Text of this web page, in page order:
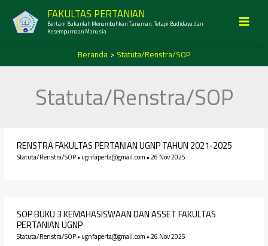
konten
FAKULTAS PERTANIAN
Bertani Bukanlah Menumbuhkan Tanaman, Tetapi Budidaya dan
Kesempurnaan Manusia
Beranda Statuta/Renstra/SOP
Statuta/Renstra/SOP
RENSTRA FAKULTAS PERTANIAN UGNP TAHUN 2021-2025
Statuta/Renstra/SOP• ugnfaperta@gmail.com •26 Nov 2025
SOP BUKU 3 KEMAHASISWAAN DAN ASSET FAKULTAS
PERTANIAN UGNP
Statuta/Renstra/SOP• ugnfaperta@gmail.com •26 Nov 2025